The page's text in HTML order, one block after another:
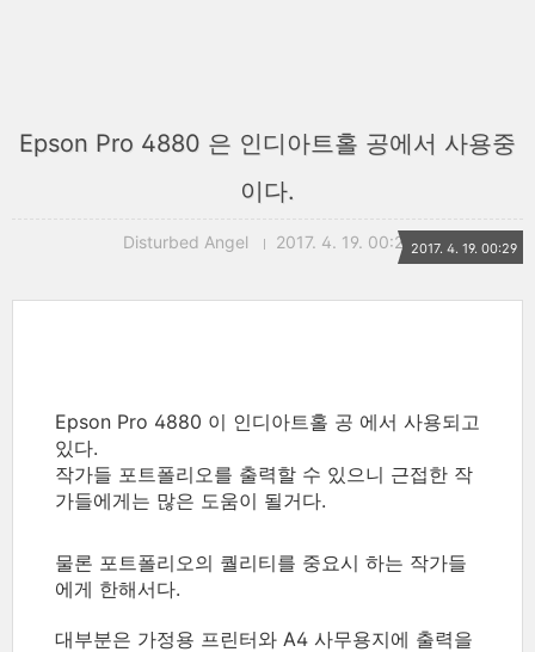
Epson Pro 4880 은 인디아트홀 공에서 사용중
이다.
Disturbed Angel 2017. 4. 19. 00:292017. 4. 19. 00:29
Epson Pro 4880 이 인디아트홀 공 에서 사용되고
있다.
작가들 포트폴리오를 출력할 수 있으니 근접한 작
가들에게는 많은 도움이 될거다.
물론 포트폴리오의 퀄리티를 중요시 하는 작가들
에게 한해서다.
대부분은 가정용 프린터와 A4 사무용지에 출력을